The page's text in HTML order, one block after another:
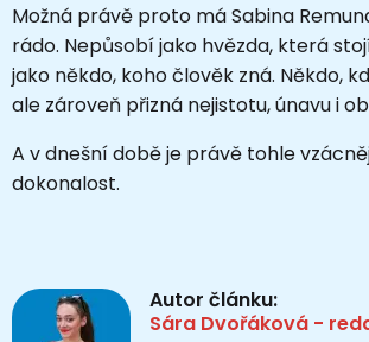
Možná právě proto má Sabina
rádo. Nepůsobí jako hvězda, která
jako někdo, koho člověk zná. Někdo,
ale zároveň přizná nejistotu, únavu i
A v dnešní době je právě tohle
dokonalost.
Autor článku:
Sára Dvořáková -